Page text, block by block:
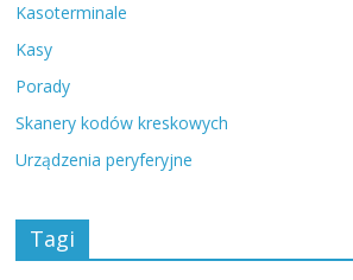
Kasoterminale
Kasy
Porady
Skanery kodów kreskowych
Urządzenia peryferyjne
Tagi